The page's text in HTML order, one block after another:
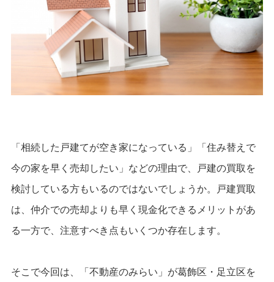
「相続した戸建てが空き家になっている」「住み替えで
今の家を早く売却したい」などの理由で、戸建の買取を
検討している方もいるのではないでしょうか。戸建買取
は、仲介での売却よりも早く現金化できるメリットがあ
る一方で、注意すべき点もいくつか存在します。
そこで今回は、 「 不動産のみらい 」が葛飾区・足立区を